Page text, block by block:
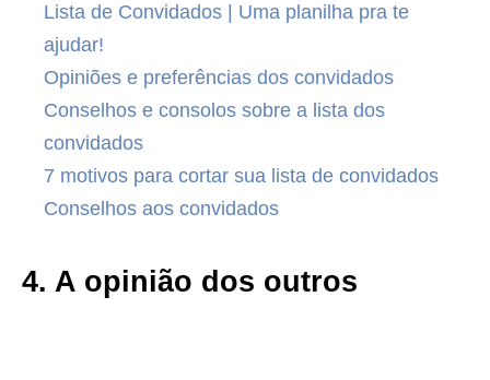
Lista de Convidados | Uma planilha pra te
ajudar!
Opiniões e preferências dos convidados
Conselhos e consolos sobre a lista dos
convidados
7 motivos para cortar sua lista de convidados
Conselhos aos convidados
4. A opinião dos outros